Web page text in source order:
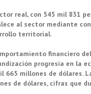
real, con 545 mil 831
al sector mediante
territorial.
financiero
progresía en la
665 millones de dólares.
de dólares, cifras que